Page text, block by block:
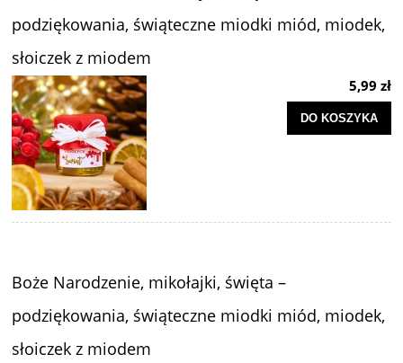
podziękowania, świąteczne miodki miód, miodek,
słoiczek z miodem
5,99 zł
DO KOSZYKA
Boże Narodzenie, mikołajki, święta –
podziękowania, świąteczne miodki miód, miodek,
słoiczek z miodem